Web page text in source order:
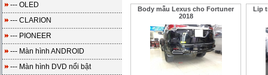
--- OLED
--- CLARION
--- PIONEER
--- Màn hình ANDROID
--- Màn hình DVD nổi bật
Body mẫu Lexus cho Fortuner
2018
Lip